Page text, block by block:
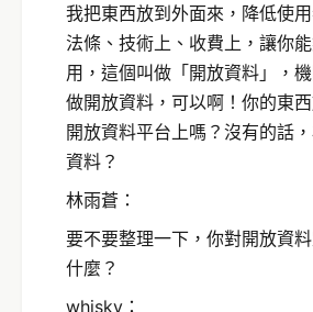
我把東西放到外面來，降低使
法條、技術上、收費上，讓你
用，這個叫做「開放資料」，
做開放資料，可以啊！你的東
開放資料平台上嗎？沒有的話
資料？
林雨蒼：
要不要整理一下，你對開放資
什麼？
whisky：